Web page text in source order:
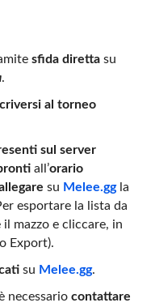
sfida direttasu
.
al torneo
sul server
all’orario
su Melee.ggla
esportare la lista da
mazzo e cliccare, in
Export).
su Melee.gg.
necessario contattare